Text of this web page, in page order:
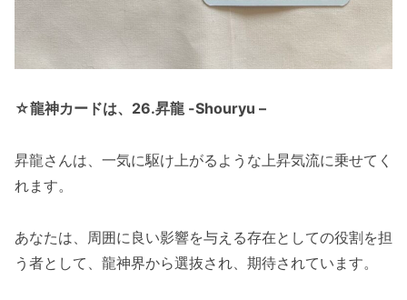
☆龍神カードは、26.昇龍 -Shouryu –
昇龍さんは、一気に駆け上がるような上昇気流に乗せてく
れます。
あなたは、周囲に良い影響を与える存在としての役割を担
う者として、龍神界から選抜され、期待されています。